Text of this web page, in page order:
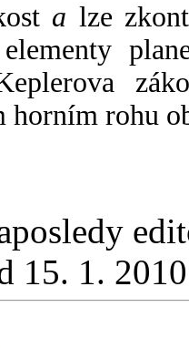
a lze
elementy
horním rohu
15. 1.